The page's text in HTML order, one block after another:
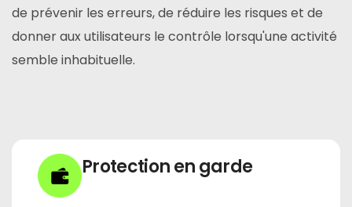
de prévenir les erreurs, de réduire les risques et de
donner aux utilisateurs le contrôle lorsqu'une activité
semble inhabituelle.
Protection en garde